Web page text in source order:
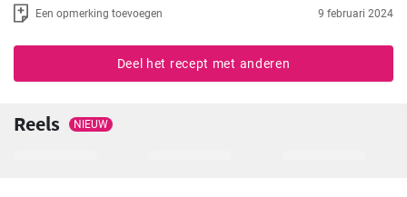
Een opmerking toevoegen 9 februari 2024
Deel het recept met anderen
Reels NIEUW